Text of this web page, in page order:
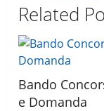
Related
Bando
e Domanda